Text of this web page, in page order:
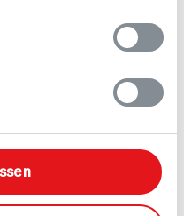
876 kcal p. Portion